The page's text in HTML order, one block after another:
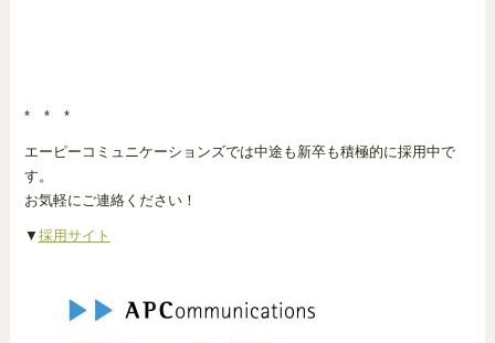
* * *
エーピーコミュニケーションズでは中途も新卒も積極的に採用中で
す。
お気軽にご連絡ください！
▼ 採用サイト